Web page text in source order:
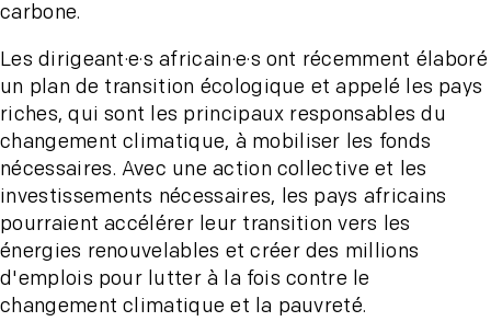
carbone.
Les dirigeant·e·s africain·e·s ont récemment élaboré
un plan de transition écologique et appelé les pays
riches, qui sont les principaux responsables du
changement climatique, à mobiliser les fonds
nécessaires. Avec une action collective et les
investissements nécessaires, les pays africains
pourraient accélérer leur transition vers les
énergies renouvelables et créer des millions
d'emplois pour lutter à la fois contre le
changement climatique et la pauvreté.